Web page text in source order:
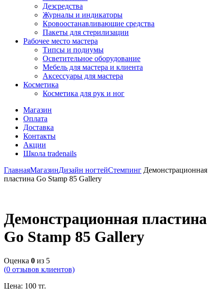
Дезсредства
Журналы и индикаторы
Кровоостанавливающие средства
Пакеты для стерилизации
Рабочее место мастера
Типсы и подиумы
Осветительное оборудование
Мебель для мастера и клиента
Аксессуары для мастера
Косметика
Косметика для рук и ног
Магазин
Оплата
Доставка
Контакты
Акции
Школа tradenails
ГлавнаяМагазинДизайн ногтейСтемпинг Демонстрационная
пластина Go Stamp 85 Gallery
Демонстрационная пластина
Go Stamp 85 Gallery
Оценка 0 из 5
(0 отзывов клиентов)
Цена: 100 тг.